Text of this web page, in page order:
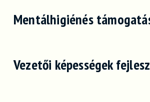
Mentálhigiénés
Vezetői képességek